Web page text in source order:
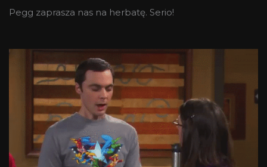
Pegg zaprasza nas na herbatę. Serio!